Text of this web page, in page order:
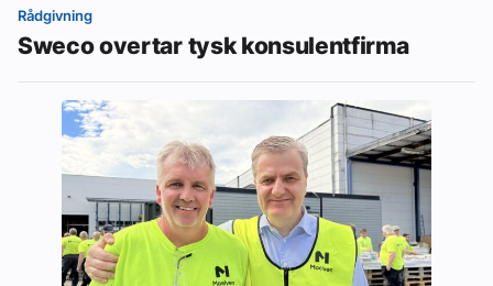
Rådgivning
Sweco overtar tysk konsulentfirma